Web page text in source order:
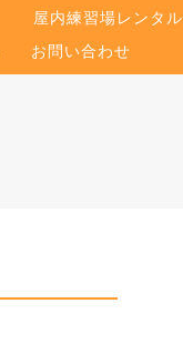
屋内練習場レンタル
お問い合わせ